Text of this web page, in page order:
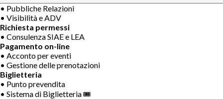
• Pubbliche Relazioni
• Visibilità e ADV
Richiesta permessi
• Consulenza SIAE e LEA
Pagamento on-line
• Acconto per eventi
• Gestione delle prenotazioni
Biglietteria
• Punto prevendita
• Sistema di Biglietteria 🎟